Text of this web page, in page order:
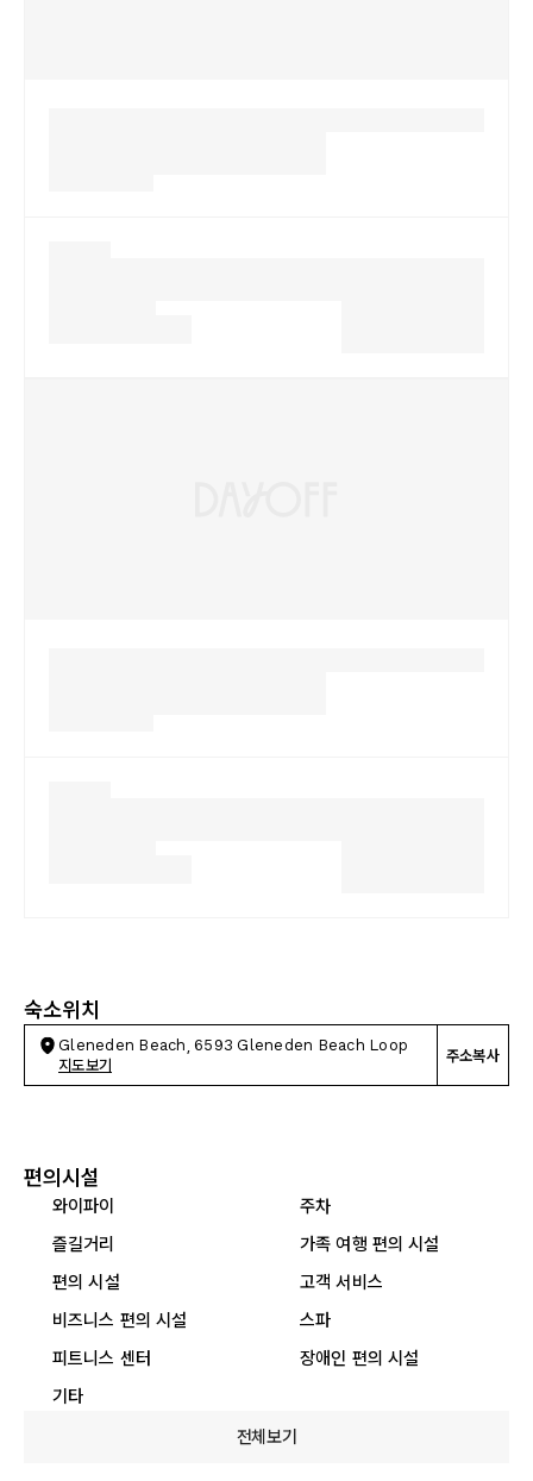
숙소위치
Gleneden Beach, 6593 Gleneden Beach Loop
지도보기
주소복사
편의시설
와이파이
주차
즐길거리
가족 여행 편의 시설
편의 시설
고객 서비스
비즈니스 편의 시설
스파
피트니스 센터
장애인 편의 시설
기타
전체보기